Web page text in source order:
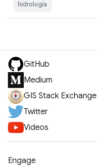
hidrología
GitHub
Medium
GIS Stack Exchange
Twitter
Videos
Engage